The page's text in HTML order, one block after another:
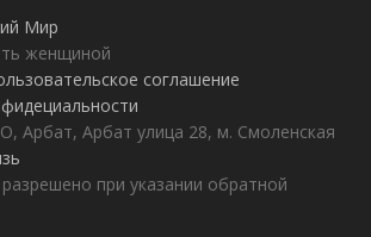
Мир
женщиной
соглашение
Арбат, Арбат улица 28, м. Смоленская
при указании обратной